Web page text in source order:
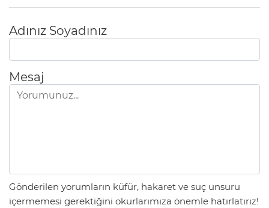
Adınız Soyadınız
Mesaj
Gönderilen yorumların küfür, hakaret ve suç unsuru
içermemesi gerektiğini okurlarımıza önemle hatırlatırız!